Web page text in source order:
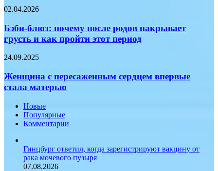
быстрый
без
лишней
Бэби-
почему
после
родов
грусть
как
пройти
период
02.04.2026
Бэби-блюз: почему после родов накрывает
грусть и как пройти этот период
Женщина
пересаженным
сердцем
впервые
матерью
24.09.2025
Женщина с пересаженным сердцем впервые
стала матерью
Новые
Популярные
Комментарии
Гинцбург ответил, когда зарегистрируют вакцину от
рака мочевого пузыря
07.08.2026